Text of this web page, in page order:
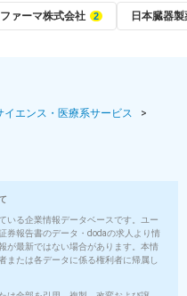
ァーマ株式会社 日本臓器
エンス・医療系サービス
いる企業情報データベースです。ユー
券報告書のデータ・dodaの求人より情
が最新ではない場合があります。本情
たは各データに係る権利者に帰属し